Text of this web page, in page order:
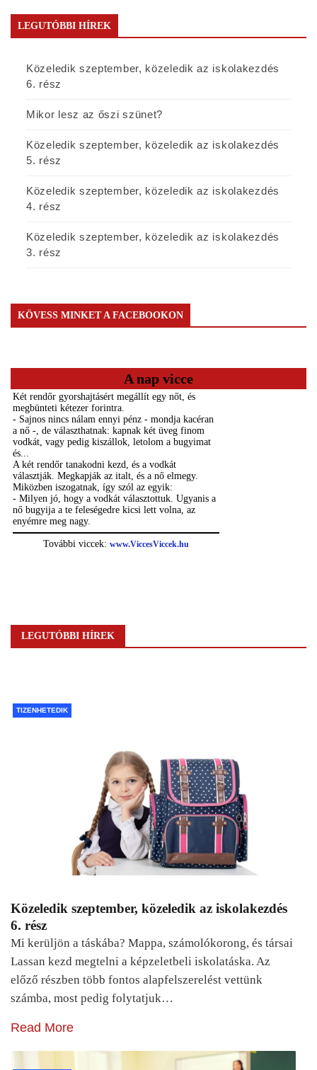
LEGUTÓBBI HÍREK
Közeledik szeptember, közeledik az iskolakezdés
6. rész
Mikor lesz az őszi szünet?
Közeledik szeptember, közeledik az iskolakezdés
5. rész
Közeledik szeptember, közeledik az iskolakezdés
4. rész
Közeledik szeptember, közeledik az iskolakezdés
3. rész
KÖVESS MINKET A FACEBOOKON
A nap vicce
LEGUTÓBBI HÍREK
TIZENHETEDIK
Közeledik szeptember, közeledik az iskolakezdés
6. rész
Mi kerüljön a táskába? Mappa, számolókorong, és társai
Lassan kezd megtelni a képzeletbeli iskolatáska. Az
előző részben több fontos alapfelszerelést vettünk
számba, most pedig folytatjuk…
Read More